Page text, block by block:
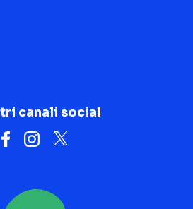
canali social